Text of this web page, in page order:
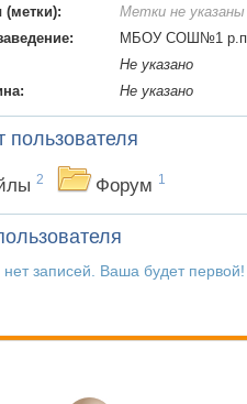
(метки):
Метки не указаны
МБОУ СОШ№1
Не указано
Не указано
пользователя
2 Форум 1
нет записей. Ваша будет первой!